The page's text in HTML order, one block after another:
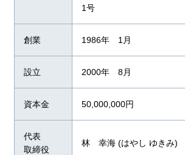
1号
創業 1986年 1月
設立 2000年 8月
資本金 50,000,000円
代表
取締役
林 幸海 (はやし ゆきみ)